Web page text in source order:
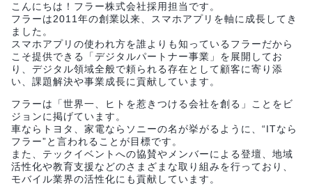
こんにちは！フラー株式会社採用担当です。
フラーは2011年の創業以来、スマホアプリを軸に成長してき
ました。
スマホアプリの使われ方を誰よりも知っているフラーだから
こそ提供できる「デジタルパートナー事業」を展開してお
り、デジタル領域全般で頼られる存在として顧客に寄り添
い、課題解決や事業成長に貢献しています。
フラーは「世界一、ヒトを惹きつける会社を創る」ことをビ
ジョンに掲げています。
車ならトヨタ、家電ならソニーの名が挙がるように、“ITなら
フラー”と言われることが目標です。
また、テックイベントへの協賛やメンバーによる登壇、地域
活性化や教育支援などのさまざまな取り組みを行っており、
モバイル業界の活性化にも貢献しています。